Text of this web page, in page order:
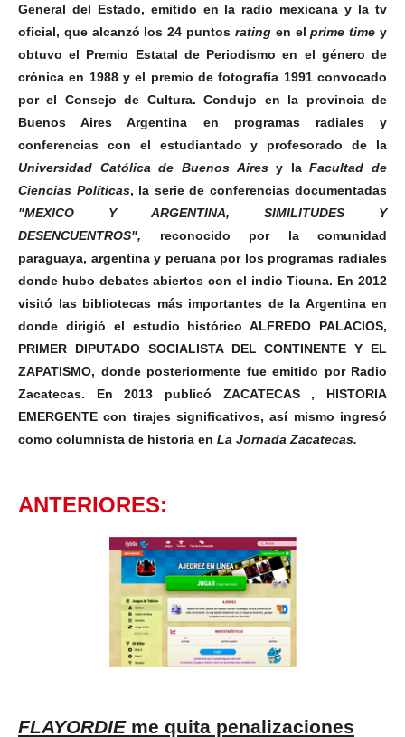
General del Estado, emitido en la radio mexicana y la tv
oficial, que alcanzó los 24 puntos ratingen elprime time y
obtuvo el Premio Estatal de Periodismo en el género de
crónica en 1988 y el premio de fotografía 1991 convocado
por el Consejo de Cultura.Condujo en la provincia de
Buenos Aires Argentina en programas radiales y
conferencias con el estudiantado y profesorado de la
Universidad Católica de Buenos Airesy laFacultad de
Ciencias Políticas, la serie de conferencias documentadas
"MEXICO Y ARGENTINA, SIMILITUDES Y
DESENCUENTROS", reconocido por la comunidad
paraguaya, argentina y peruana por los programas radiales
donde hubo debates abiertos con el indio Ticuna. En 2012
visitó las bibliotecas más importantes de la Argentina en
donde dirigió el estudio histórico ALFREDO PALACIOS,
PRIMER DIPUTADO SOCIALISTA DEL CONTINENTE Y EL
ZAPATISMO, donde posteriormente fue emitido por Radio
Zacatecas. En 2013 publicó ZACATECAS , HISTORIA
EMERGENTE con tirajes significativos, así mismo ingresó
como columnista de historia en La Jornada Zacatecas.
ANTERIORES:
FLAYORDIEme quita penalizaciones